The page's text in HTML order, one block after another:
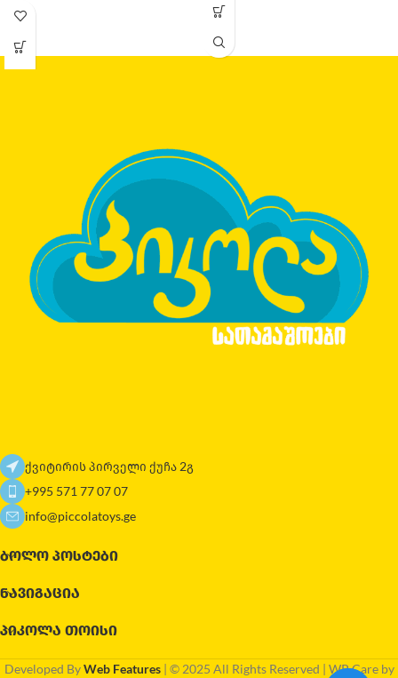
ქვიტირის პირველი ქუჩა 2გ
+995 571 77 07 07
info@piccolatoys.ge
ᲑᲝᲚᲝ ᲞᲝᲡᲢᲔᲑᲘ
ᲜᲐᲕᲘᲒᲐᲪᲘᲐ
ᲞᲘᲙᲝᲚᲐ ᲗᲝᲘᲡᲘ
Developed ByWeb Features | © 2025 All Rights Reserved | WP Care by